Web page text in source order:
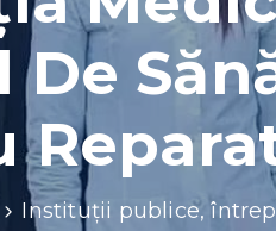
De
Instituții publice,